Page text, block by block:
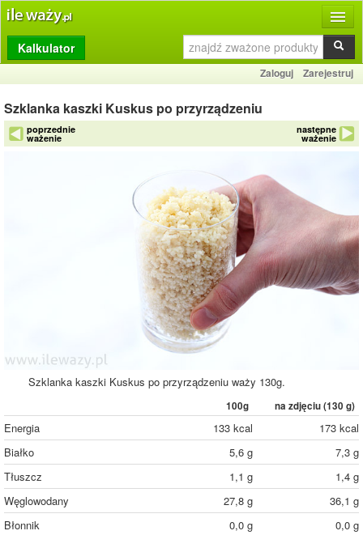
Produkty
Dziennik
Przelicznik
Porównywarka
Kalkulator
Zaloguj Zarejestruj
Szklanka kaszki Kuskus po przyrządzeniu
poprzednie
ważenie
następne
ważenie
Szklanka kaszki Kuskus po przyrządzeniu waży 130g.
100g na zdjęciu (130 g)
Energia 133 kcal
173 kcal
Białko
5,6 g
7,3 g
Tłuszcz
1,1 g
1,4 g
Węglowodany
27,8 g
36,1 g
Błonnik
0,0 g 0,0 g